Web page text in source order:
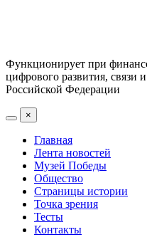
Функционирует при
цифрового развития, связи
Российской Федерации
×
Главная
Лента новостей
Музей Победы
Общество
Страницы истории
Точка зрения
Тесты
Контакты